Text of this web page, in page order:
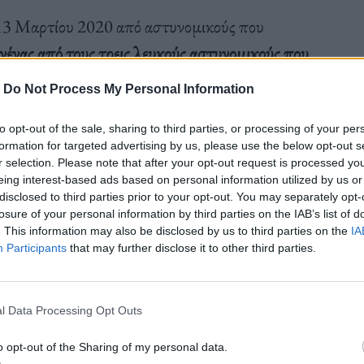
Do Not Process My Personal Information
opt-out of the sale, sharing to third parties, or processing of your
for targeted advertising by us, please use the below opt-out
selection. Please note that after your opt-out request is processed
interest-based ads based on personal information utilized by us
to third parties prior to your opt-out. You may separately
of your personal information by third parties on the IAB’s list of
This information may also be disclosed by us to third parties on the
Participants that may further disclose it to other third parties.
Data Processing Opt Outs
opt-out of the Sharing of my personal data.
Μαρτίου 2020 από αστυνομικούς που
από τους τρεις λευκούς αστυνομικούς που
από το σώμα ενόρκων για τον θάνατό της
Carroll, επεσήμανε το γεγονός αυτό
κομητεία Carroll ως απάντηση στην πρόσληψή